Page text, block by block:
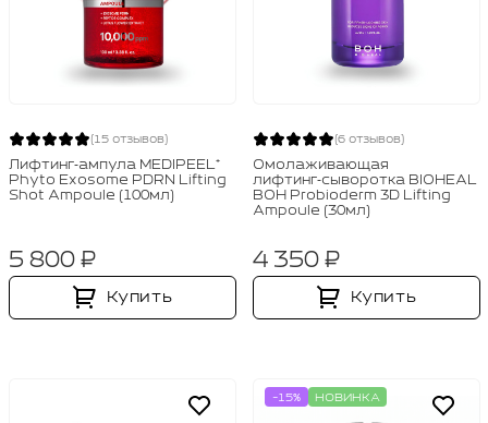
(15 отзывов)
Лифтинг‑ампула MEDIPEEL⁺
Phyto Exosome PDRN Lifting
Shot Ampoule (100мл)
5 800 ₽
Купить
(6 отзывов)
Омолаживающая
лифтинг‑сыворотка BIOHEAL
BOH Probioderm 3D Lifting
Ampoule (30мл)
4 350 ₽
Купить
-15% НОВИНКА